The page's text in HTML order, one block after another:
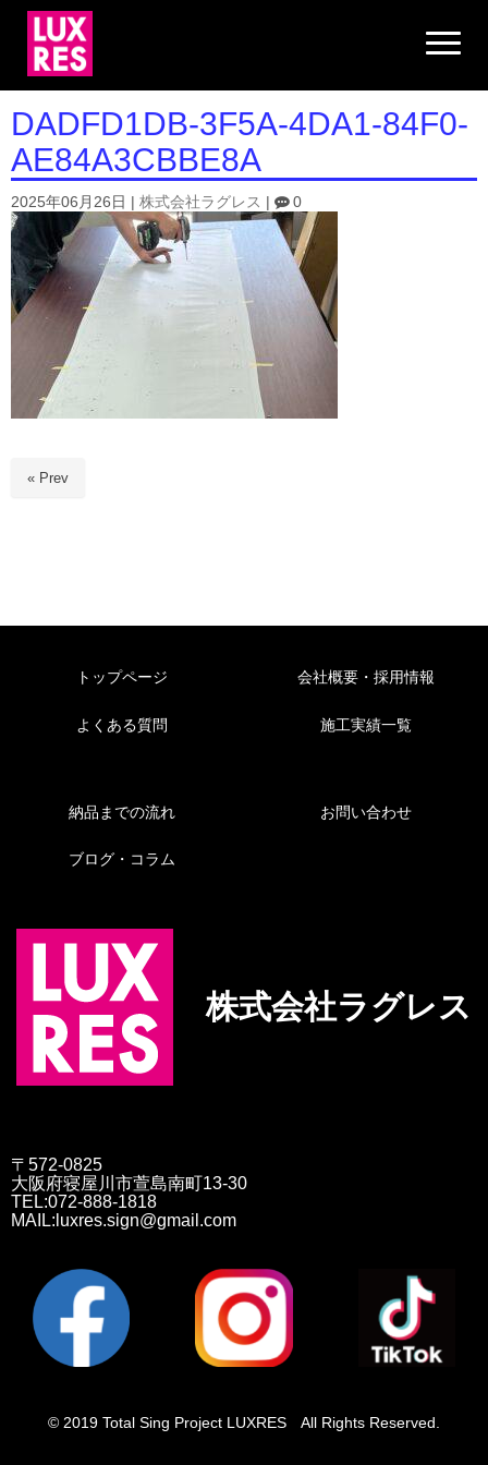
N
a
i
g
a
o
DADFD1DB-3F5A-4DA1-84F0-
AE84A3CBBE8A
2025年06月26日 株式会社ラグレス 0
« Prev
トップページ
よくある質問
会社概要・採用情報
施工実績一覧
納品までの流れ
ブログ・コラム
お問い合わせ
株式会社ラグレス
〒572-0825
大阪府寝屋川市萱島南町13-30
TEL:072-888-1818
MAIL:luxres.sign@gmail.com
© 2019 Total Sing Project LUXRES All Rights Reserved.